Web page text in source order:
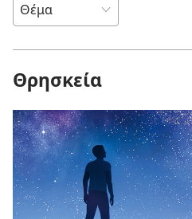
Θρησκεία